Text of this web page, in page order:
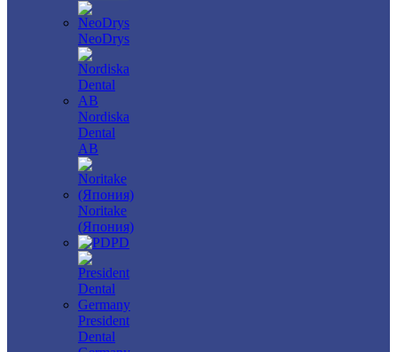
NeoDrys
Nordiska
Dental
AB
Noritake
(Япония)
PD
President
Dental